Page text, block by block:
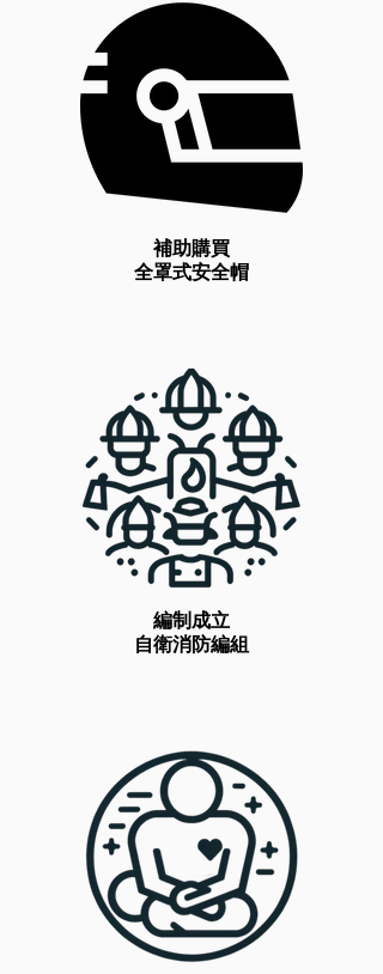
補助購買
全罩式安全帽
編制成立
自衛消防編組